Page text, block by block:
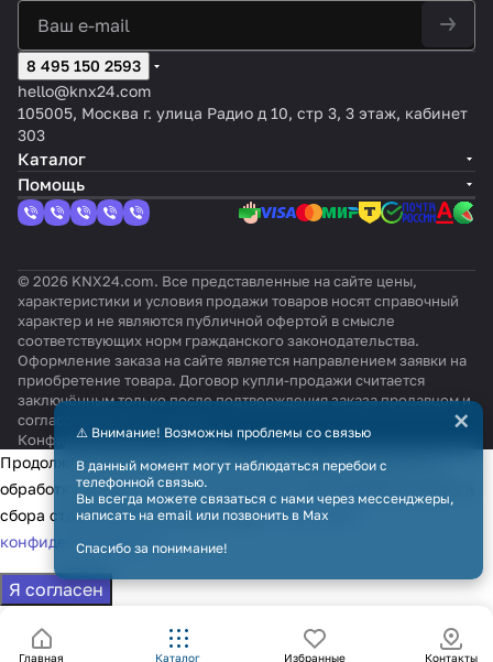
Главная Каталог Избранные Контакты
8 495 150 2593
hello@knx24.com
105005, Москва г. улица Радио д 10, стр 3, 3 этаж, кабинет
303
Каталог
Помощь
© 2026 KNX24.com. Все представленные на сайте цены,
характеристики и условия продажи товаров носят справочный
характер и не являются публичной офертой в смысле
соответствующих норм гражданского законодательства.
Оформление заказа на сайте является направлением заявки на
приобретение товара. Договор купли-продажи считается
заключённым только после подтверждения заказа продавцом и
согласования всех условий.
КонфиденциальностьОферта
⚠️ Внимание! Возможны проблемы со связью
В данный момент могут наблюдаться перебои с
телефонной связью.
Вы всегда можете связаться с нами через мессенджеры,
написать на email или позвонить в Max
Спасибо за понимание!
×
Продолжая использовать наш сайт, вы даёте согласие на
обработку файлов cookie в целях функционирования сайта и
сбора статистики в соответствии сполитикой
конфиденциальности
Я согласен